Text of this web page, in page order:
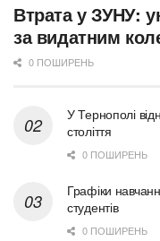
Втрата у ЗУНУ:
за видатним
0 ПОШИРЕНЬ
У Тернополі
століття
0 ПОШИРЕНЬ
Графіки
студентів
0 ПОШИРЕНЬ